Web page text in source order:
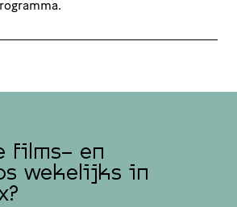
films- en
wekelijks in